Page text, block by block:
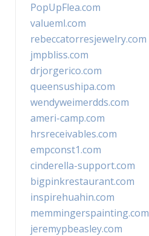
PopUpFlea.com
valueml.com
rebeccatorresjewelry.com
jmpbliss.com
drjorgerico.com
queensushipa.com
wendyweimerdds.com
ameri-camp.com
hrsreceivables.com
empconst1.com
cinderella-support.com
bigpinkrestaurant.com
inspirehuahin.com
memmingerspainting.com
jeremypbeasley.com